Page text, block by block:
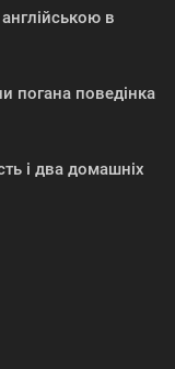
в
погана поведінка
і два домашніх